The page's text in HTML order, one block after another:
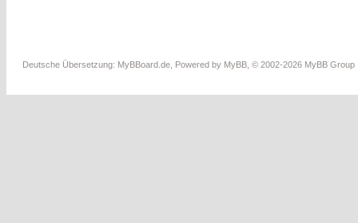
Deutsche Übersetzung: MyBBoard.de , Powered by MyBB , © 2002-2026 MyBB Group